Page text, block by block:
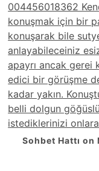
004456018362
konuşmak için bir
konuşarak bile
anlayabileceiniz
apayrı ancak gerei
edici bir görüşme
kadar yakın.
belli dolgun
istediklerinizi onlara
Sohbet Hattı on